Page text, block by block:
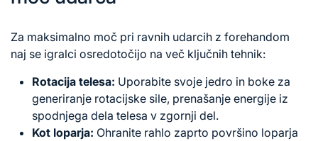
Za maksimalno moč pri ravnih udarcih z forehandom
naj se igralci osredotočijo na več ključnih tehnik:
Rotacija telesa: Uporabite svoje jedro in boke za
generiranje rotacijske sile, prenašanje energije iz
spodnjega dela telesa v zgornji del.
Kot loparja: Ohranite rahlo zaprto površino loparja